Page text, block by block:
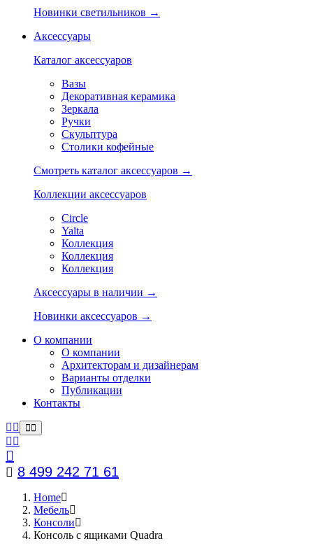
Новинки светильников →
Аксессуары
Каталог аксессуаров
Вазы
Декоративная керамика
Зеркала
Ручки
Скульптура
Столики кофейные
Смотреть каталог аксессуаров →
Коллекции аксессуаров
Circle
Yalta
Коллекция
Коллекция
Коллекция
Аксессуары в наличии →
Новинки аксессуаров →
О компании
О компании
Архитекторам и дизайнерам
Варианты отделки
Публикации
Контакты
8 499 242 71 61
Home
Мебель
Консоли
Консоль с ящиками Quadra